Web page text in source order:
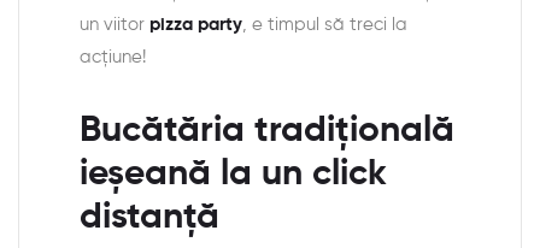
un viitor pizza party, e timpul să treci la
acțiune!
Bucătăria tradițională
ieșeană la un click
distanță